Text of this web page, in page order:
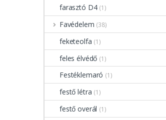
farasztó D4 (1)
Favédelem (38)
feketeolfa (1)
feles élvédő (1)
Festéklemaró (1)
festő létra (1)
festő overál (1)